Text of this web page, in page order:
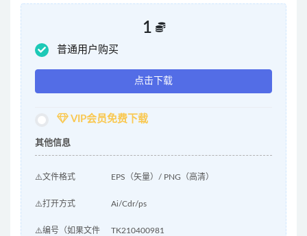
1
普通用户购买
点击下载
VIP会员免费下载
其他信息
⚠️文件格式 EPS（矢量）/ PNG（高清）
⚠️打开方式 Ai/Cdr/ps
⚠️编号（如果文件
TK210400981